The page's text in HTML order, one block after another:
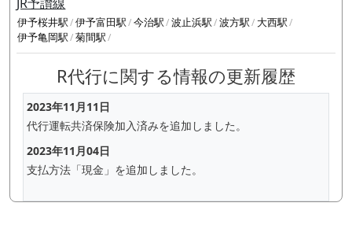
伊予桜井駅 伊予富田駅 今治駅 波止浜駅 波方駅
大西駅
伊予亀岡駅 菊間駅
R代行に関する情報の更新履歴
2023年11月11日
代行運転共済保険加入済みを追加しました。
2023年11月04日
支払方法「現金」を追加しました。